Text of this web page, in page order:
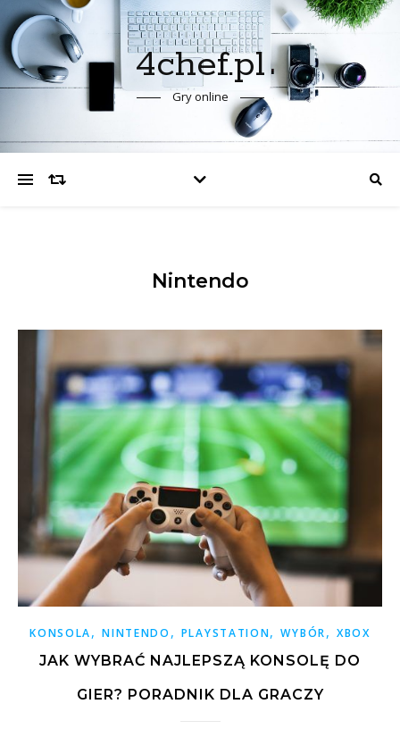
4chef.pl
Gry online
Nintendo
KONSOLA,NINTENDO , PLAYSTATION,WYBÓR, XBOX
JAK WYBRAĆ NAJLEPSZĄ KONSOLĘ DO
GIER? PORADNIK DLA GRACZY